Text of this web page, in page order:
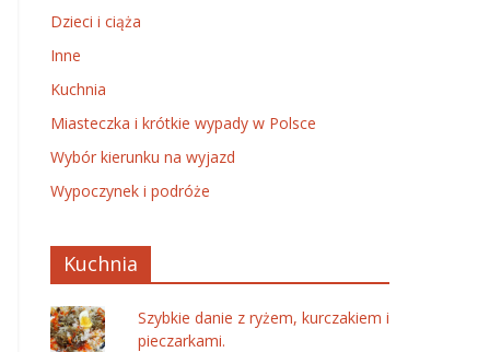
Dzieci i ciąża
Inne
Kuchnia
Miasteczka i krótkie wypady w Polsce
Wybór kierunku na wyjazd
Wypoczynek i podróże
Kuchnia
Szybkie danie z ryżem, kurczakiem i
pieczarkami.